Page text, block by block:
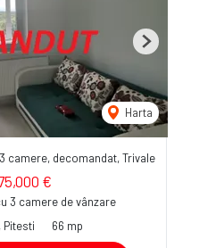
Harta
Next
camere, decomandat, Trivale
€
3 camere de vânzare
Pitesti
66 mp